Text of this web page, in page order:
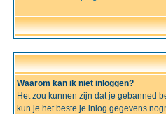
Waarom kan ik niet inloggen?
Het zou kunnen zijn dat je gebanned
kun je het beste je inlog gegevens